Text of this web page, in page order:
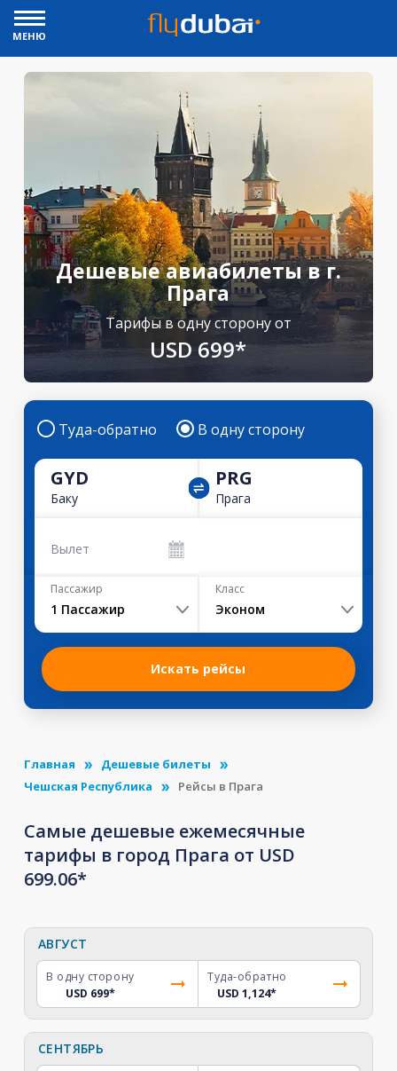
МЕНЮ
Дешевые авиабилеты в г.
Прага
Тарифы в одну сторону от
USD 699*
Туда-обратно В одну сторону
GYD
Баку
PRG
Прага
Вылет
Пассажир
1 Пассажир
Класс
Эконом
Искать рейсы
Главная
Дешевые билеты
Чешская Республика
Рейсы в Прага
Самые дешевые ежемесячные
тарифы в город Прага от USD
699.06*
АВГУСТ
В одну сторону
USD 699*
Туда-обратно
USD 1,124*
СЕНТЯБРЬ